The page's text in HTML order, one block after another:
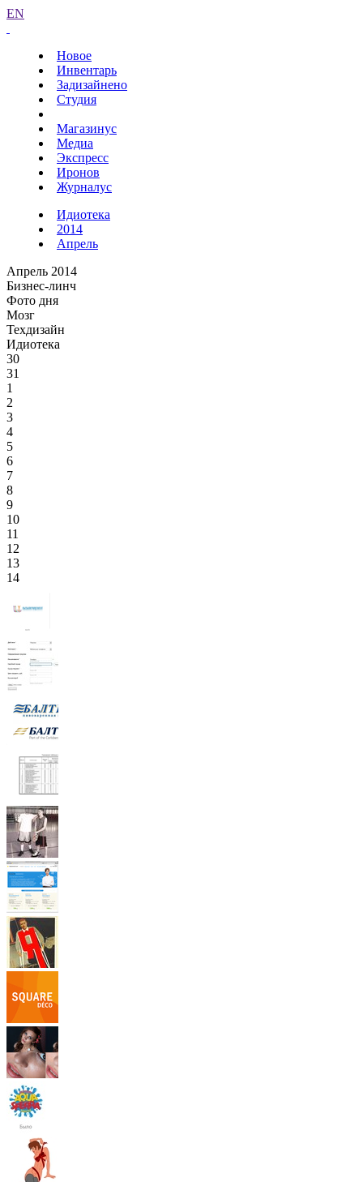
EN
Новое
Инвентарь
Задизайнено
Студия
Магазинус
Медиа
Экспресс
Иронов
Журналус
Идиотека
2014
Апрель
Апрель 2014
Бизнес-линч
Фото дня
Мозг
Техдизайн
Идиотека
30
31
1
2
3
4
5
6
7
8
9
10
11
12
13
14